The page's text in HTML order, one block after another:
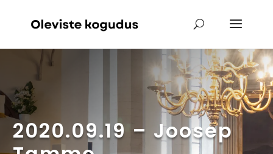
2020.09.19 – Joosep